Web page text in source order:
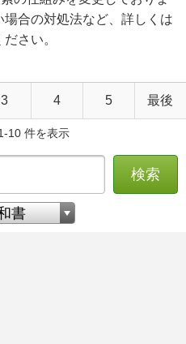
合の対処法など、詳しくは
さい。
3 4 5 最後
10 件を表示
検索